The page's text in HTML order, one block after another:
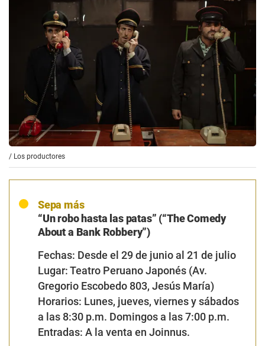
/ Los productores
Sepa más
“Un robo hasta las patas” (“The Comedy
About a Bank Robbery”)
Fechas: Desde el 29 de junio al 21 de julio
Lugar:Teatro Peruano Japonés (Av.
Gregorio Escobedo 803, Jesús María)
Horarios: Lunes, jueves, viernes y sábados
a las 8:30 p.m. Domingos a las 7:00 p.m.
Entradas: A la venta en Joinnus.